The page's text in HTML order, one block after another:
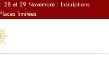
: 28 et 29 Novembre : Inscriptions
limitées